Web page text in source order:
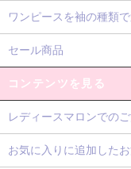
ワンピースを袖の種類
セール商品
コンテンツを見る
レディースマロンでの
お気に入りに追加した